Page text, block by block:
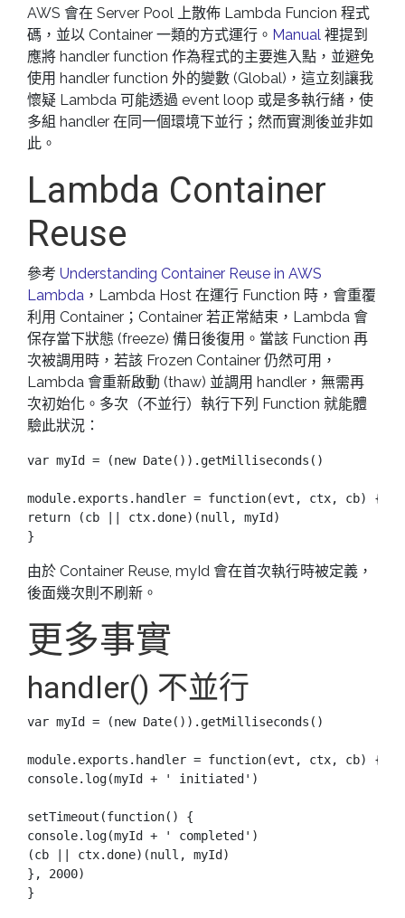
AWS 會在 Server Pool 上散佈 Lambda Funcion 程式
碼，並以 Container 一類的方式運行。 Manual 裡提到
應將 handler function 作為程式的主要進入點，並避免
使用 handler function 外的變數 (Global)，這立刻讓我
懷疑 Lambda 可能透過 event loop 或是多執行緒，使
多組 handler 在同一個環境下並行；然而實測後並非如
此。
Lambda Container
Reuse
參考 Understanding Container Reuse in AWS
Lambda ，Lambda Host 在運行 Function 時，會重覆
利用 Container；Container 若正常結束，Lambda 會
保存當下狀態 (freeze) 備日後復用。當該 Function 再
次被調用時，若該 Frozen Container 仍然可用，
Lambda 會重新啟動 (thaw) 並調用 handler，無需再
次初始化。多次（不並行）執行下列 Function 就能體
驗此狀況：
var myId = (new Date()).getMilliseconds()
module.exports.handler = function(evt, ctx, cb) {
return (cb || ctx.done)(null, myId)
由於 Container Reuse, myId 會在首次執行時被定義，
後面幾次則不刷新。
更多事實
handler() 不並行
var myId = (new Date()).getMilliseconds()
module.exports.handler = function(evt, ctx, cb) {
console.log(myId + ' initiated')
setTimeout(function() {
console.log(myId + ' completed')
(cb || ctx.done)(null, myId)
}, 2000)